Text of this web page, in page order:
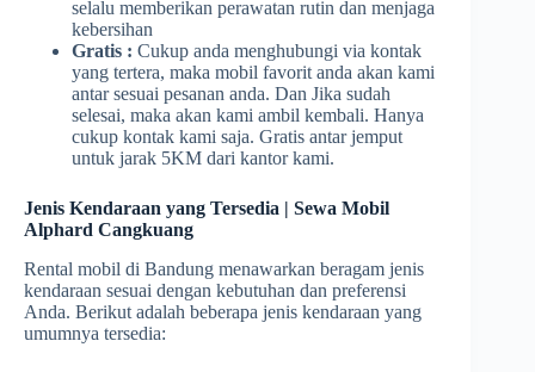
selalu memberikan perawatan rutin dan menjaga
kebersihan
Gratis : Cukup anda menghubungi via kontak
yang tertera, maka mobil favorit anda akan kami
antar sesuai pesanan anda. Dan Jika sudah
selesai, maka akan kami ambil kembali. Hanya
cukup kontak kami saja. Gratis antar jemput
untuk jarak 5KM dari kantor kami.
Jenis Kendaraan yang Tersedia | Sewa Mobil
Alphard Cangkuang
Rental mobil di Bandung menawarkan beragam jenis
kendaraan sesuai dengan kebutuhan dan preferensi
Anda. Berikut adalah beberapa jenis kendaraan yang
umumnya tersedia: